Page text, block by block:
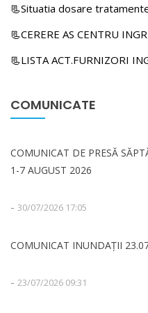
📃Situatia dosare
📃CERERE AS CENTRU
📃LISTA ACT.FURNIZORI
COMUNICATE
COMUNICAT DE PRESĂ
1-7 AUGUST 2026
- 30/07/2026 17:05
COMUNICAT INUNDAȚII
- 23/07/2026 09:31